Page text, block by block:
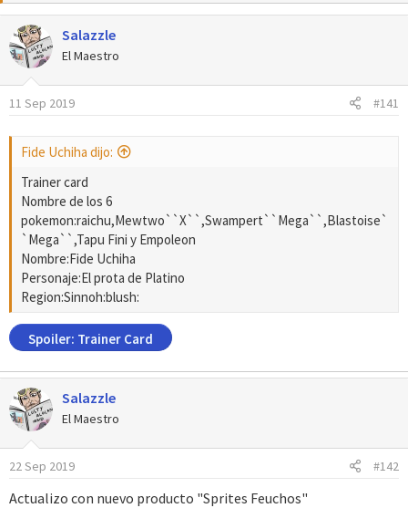
o
r
h
a
i
c
i
Salazzle
El Maestro
11 Sep 2019 #141
Fide Uchiha dijo:
Trainer card
Nombre de los 6
pokemon:raichu,Mewtwo``X``,Swampert``Mega``,Blastoise`
`Mega``,Tapu Fini y Empoleon
Nombre:Fide Uchiha
Personaje:El prota de Platino
Region:Sinnoh:blush:
Spoiler: Trainer Card
Salazzle
El Maestro
22 Sep 2019 #142
Actualizo con nuevo producto "Sprites Feuchos"